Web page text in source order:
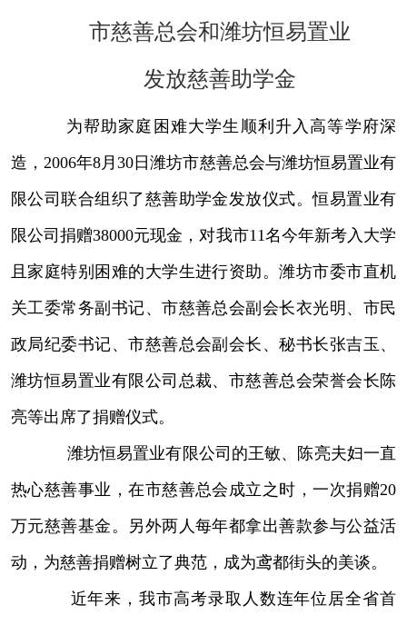
市慈善总会和潍坊恒易置业
发放慈善助学金
为帮助家庭困难大学生顺利升入高等学府深
造，2006年8月30日潍坊市慈善总会与潍坊恒易置业有
限公司联合组织了慈善助学金发放仪式。恒易置业有
限公司捐赠38000元现金，对我市11名今年新考入大学
且家庭特别困难的大学生进行资助。潍坊市委市直机
关工委常务副书记、市慈善总会副会长衣光明、市民
政局纪委书记、市慈善总会副会长、秘书长张吉玉、
潍坊恒易置业有限公司总裁、市慈善总会荣誉会长陈
亮等出席了捐赠仪式。
潍坊恒易置业有限公司的王敏、陈亮夫妇一直
热心慈善事业，在市慈善总会成立之时，一次捐赠20
万元慈善基金。另外两人每年都拿出善款参与公益活
动，为慈善捐赠树立了典范，成为鸢都街头的美谈。
近年来，我市高考录取人数连年位居全省首